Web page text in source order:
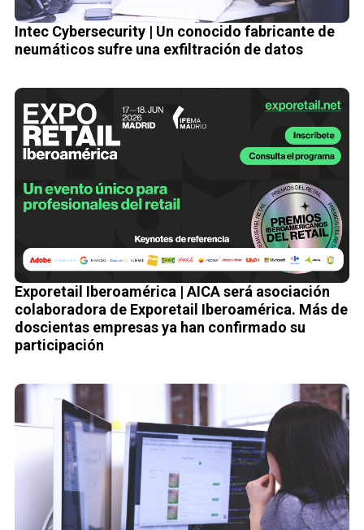
Intec Cybersecurity | Un conocido fabricante de
neumáticos sufre una exfiltración de datos
Exporetail Iberoamérica | AICA será asociación
colaboradora de Exporetail Iberoamérica. Más de
doscientas empresas ya han confirmado su
participación